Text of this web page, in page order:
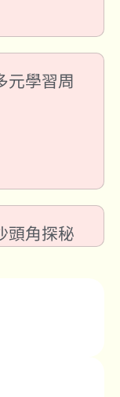
元學習周
頭角探秘